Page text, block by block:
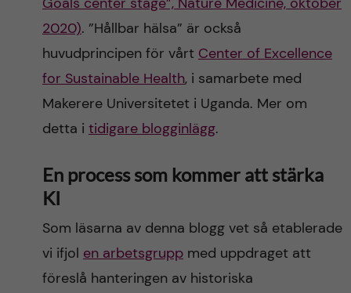
2020). ”Hållbar hälsa” är också
huvudprincipen för vårt Center of Excellence
for Sustainable Health, i samarbete med
Makerere Universitetet i Uganda. Mer om
detta i tidigare blogginlägg.
En process som kommer att stärka
KI
Som läsarna av denna blogg vet så etablerade
vi ifjol en arbetsgruppmed uppdraget att
föreslå hanteringen av historiska